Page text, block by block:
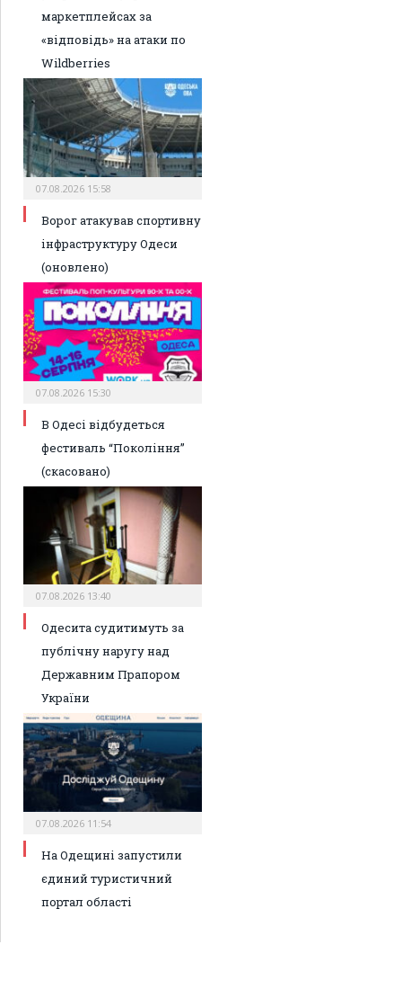
маркетплейсах за
«відповідь» на атаки по
Wildberries
07.08.2026 15:58
Ворог атакував спортивну
інфраструктуру Одеси
(оновлено)
07.08.2026 15:30
В Одесі відбудеться
фестиваль “Покоління”
(скасовано)
07.08.2026 13:40
Одесита судитимуть за
публічну наругу над
Державним Прапором
України
07.08.2026 11:54
На Одещині запустили
єдиний туристичний
портал області